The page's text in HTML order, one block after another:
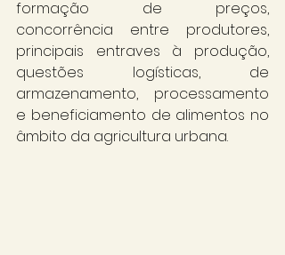
formação de preços,
concorrência entre produtores,
principais entraves à produção,
questões logísticas, de
armazenamento, processamento
e beneficiamento de alimentos no
âmbito da agricultura urbana.